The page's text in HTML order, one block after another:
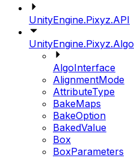
UnityEngine.Pixyz.API
UnityEngine.Pixyz.Algo
AlgoInterface
AlignmentMode
AttributeType
BakeMaps
BakeOption
BakedValue
Box
BoxParameters